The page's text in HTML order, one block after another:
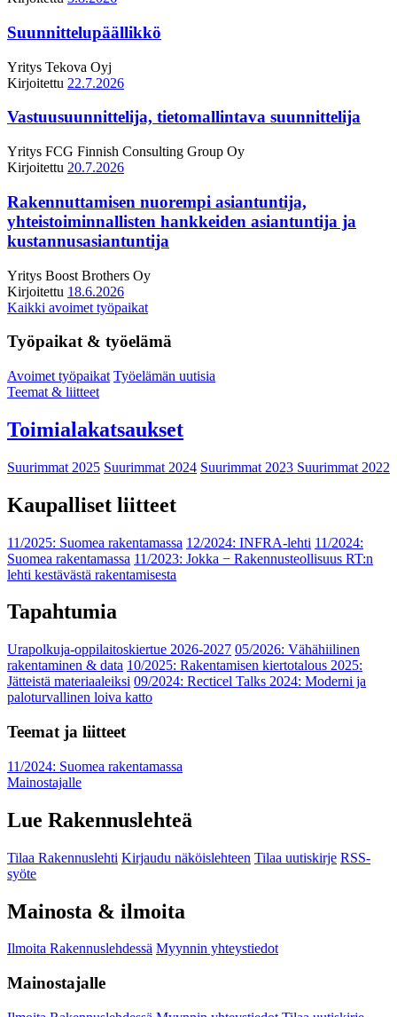
Suunnittelupäällikkö
Yritys Tekova Oyj
Kirjoitettu 22.7.2026
Vastuusuunnittelija, tietomallintava suunnittelija
Yritys FCG Finnish Consulting Group Oy
Kirjoitettu 20.7.2026
Rakennuttamisen nuorempi asiantuntija,
yhteistoiminnallisten hankkeiden asiantuntija ja
kustannusasiantuntija
Yritys Boost Brothers Oy
Kirjoitettu 18.6.2026
Kaikki avoimet työpaikat
Työpaikat & työelämä
Avoimet työpaikat Työelämän uutisia
Teemat & liitteet
Toimialakatsaukset
Suurimmat 2025 Suurimmat 2024 Suurimmat 2023 Suurimmat 2022
Kaupalliset liitteet
11/2025: Suomea rakentamassa 12/2024: INFRA-lehti 11/2024:
Suomea rakentamassa 11/2023: Jokka − Rakennusteollisuus RT:n
lehti kestävästä rakentamisesta
Tapahtumia
Urapolkuja-oppilaitoskiertue 2026-2027 05/2026: Vähähiilinen
rakentaminen & data 10/2025: Rakentamisen kiertotalous 2025:
Jätteistä materiaaleiksi 09/2024: Recticel Talks 2024: Moderni ja
paloturvallinen loiva katto
Teemat ja liitteet
11/2024: Suomea rakentamassa
Mainostajalle
Lue Rakennuslehteä
Tilaa Rakennuslehti Kirjaudu näköislehteen Tilaa uutiskirje RSS-
syöte
Mainosta & ilmoita
Ilmoita Rakennuslehdessä Myynnin yhteystiedot
Mainostajalle